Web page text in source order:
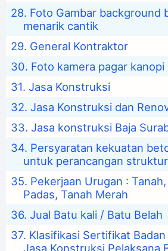
Foto Gambar background
menarik cantik
General Kontraktor
Foto kamera pagar kanopi
Jasa Konstruksi
Jasa Konstruksi dan
Jasa konstruksi Baja
Persyaratan kekuatan
untuk perancangan struktur
Pekerjaan Urugan :
Padas, Tanah Merah
Jual Batu kali / Batu Belah
Klasifikasi Sertifikat Badan
Jasa Konstruksi Pelaksana